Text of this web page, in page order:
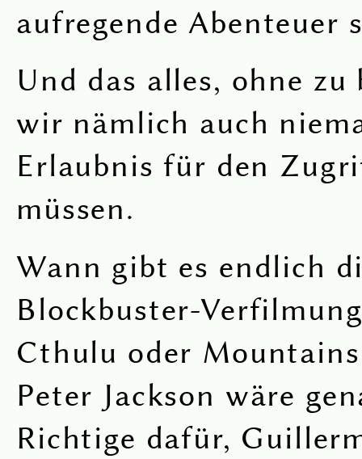
aufregende Abenteuer
Und das alles, ohne zu
wir nämlich auch
Erlaubnis für den
müssen.
Wann gibt es endlich
Blockbuster-
Cthulu oder
Peter Jackson wäre
Richtige dafür,